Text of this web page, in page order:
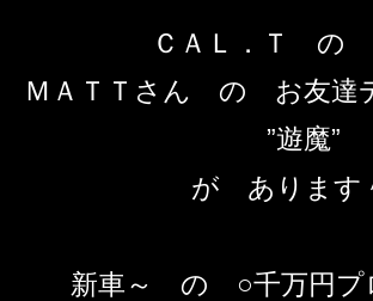
ＣＡＬ．Ｔ の
ＭＡＴＴさん の お友達
”遊魔”
が あります
新車～ の ○千万円プ